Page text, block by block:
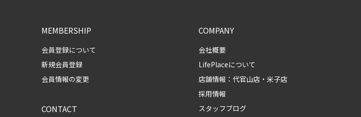
MEMBERSHIP
会員登録について
新規会員登録
会員情報の変更
CONTACT
COMPANY
会社概要
LifePlaceについて
店舗情報： 代官山店・ 米子店
採用情報
スタッフブログ